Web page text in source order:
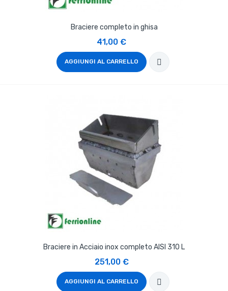
Braciere completo in ghisa
41,00 €
AGGIUNGI AL CARRELLO
Braciere in Acciaio inox completo AISI 310 L
251,00 €
AGGIUNGI AL CARRELLO